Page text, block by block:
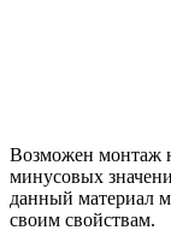
Возможен монтаж
минусовых
данный материал
своим свойствам.